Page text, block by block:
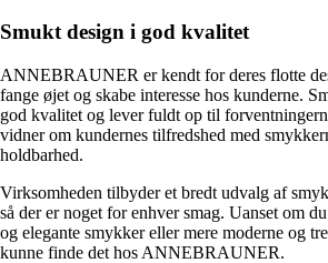
Smukt design i god kvalitet
ANNEBRAUNER er kendt for deres flotte
fange øjet og skabe interesse hos kunderne.
god kvalitet og lever fuldt op til
vidner om kundernes tilfredshed med
holdbarhed.
Virksomheden tilbyder et bredt udvalg af
så der er noget for enhver smag. Uanset om
og elegante smykker eller mere moderne og
kunne finde det hos ANNEBRAUNER.